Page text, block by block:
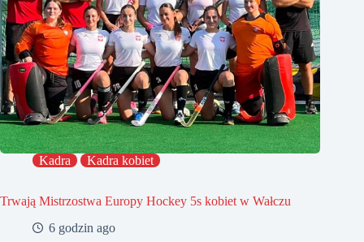
Kadra Kadra kobiet
Trwają Mistrzostwa Europy Hockey 5s kobiet w Wałczu
6 godzin ago